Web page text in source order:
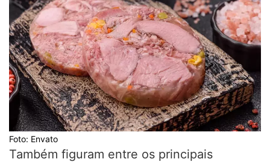
Foto: Envato
Também figuram entre os principais